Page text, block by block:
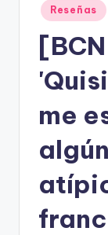
U
A
Reseñas
me